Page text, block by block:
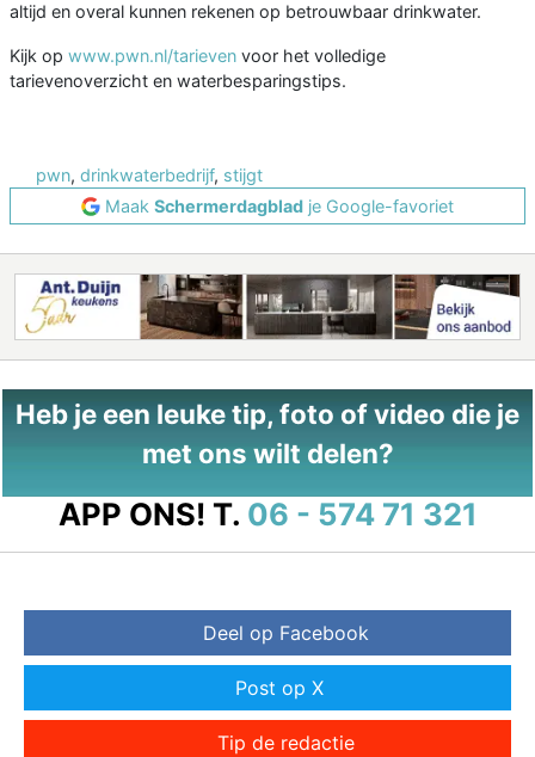
altijd en overal kunnen rekenen op betrouwbaar drinkwater.
Kijk op www.pwn.nl/tarieven voor het volledige
tarievenoverzicht en waterbesparingstips.
pwn, drinkwaterbedrijf, stijgt
Maak Schermerdagblad je Google-favoriet
Heb je een leuke tip, foto of video die je
met ons wilt delen?
APP ONS! T. 06 - 574 71 321
Deel op Facebook
Post op X
Tip de redactie